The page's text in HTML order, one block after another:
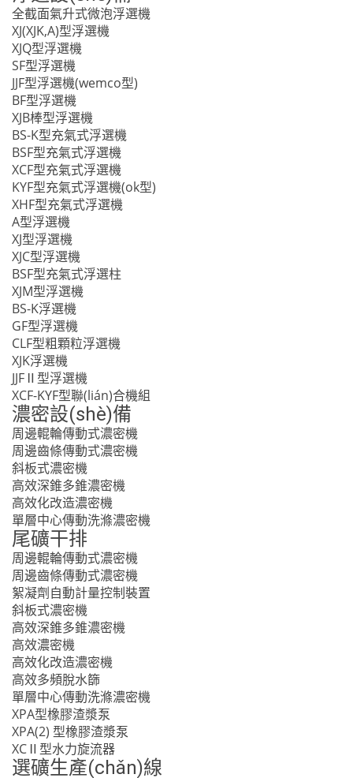
全截面氣升式微泡浮選機
XJ(XJK,A)型浮選機
XJQ型浮選機
SF型浮選機
JJF型浮選機(wemco型)
BF型浮選機
XJB棒型浮選機
BS-K型充氣式浮選機
BSF型充氣式浮選機
XCF型充氣式浮選機
KYF型充氣式浮選機(ok型)
XHF型充氣式浮選機
A型浮選機
XJ型浮選機
XJC型浮選機
BSF型充氣式浮選柱
XJM型浮選機
BS-K浮選機
GF型浮選機
CLF型粗顆粒浮選機
XJK浮選機
JJFⅡ型浮選機
XCF-KYF型聯(lián)合機組
濃密設(shè)備
周邊輥輪傳動式濃密機
周邊齒條傳動式濃密機
斜板式濃密機
高效深錐多錐濃密機
高效化改造濃密機
單層中心傳動洗滌濃密機
尾礦干排
周邊輥輪傳動式濃密機
周邊齒條傳動式濃密機
絮凝劑自動計量控制裝置
斜板式濃密機
高效深錐多錐濃密機
高效濃密機
高效化改造濃密機
高效多頻脫水篩
單層中心傳動洗滌濃密機
XPA型橡膠渣漿泵
XPA(2) 型橡膠渣漿泵
XCⅡ型水力旋流器
選礦生產(chǎn)線